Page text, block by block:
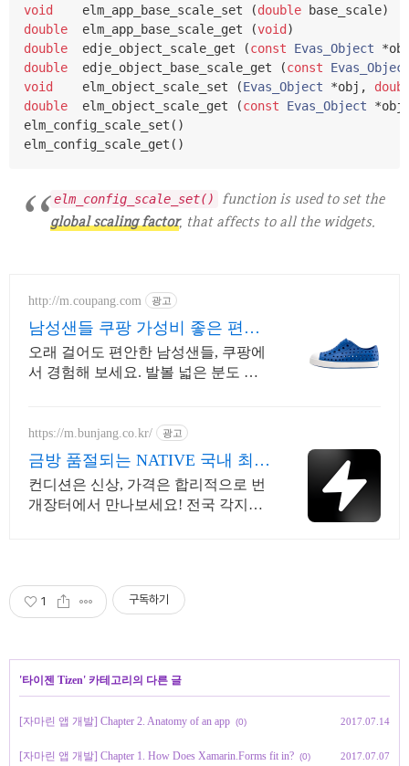
void
    elm_app_base_scale_set
(double base_scale)
double
  elm_app_base_scale_get
(void )
double
  edje_object_scale_get
(const Evas_Object *
double
  edje_object_base_scale_get
(const
void
    elm_object_scale_set
(Evas_Object *obj ,
double
  elm_object_scale_get
(const Evas_Object *obj
elm_config_scale_set ()
elm_config_scale_get ()
elm_config_scale_set()
function is used to set the
global scaling factor, that affects to all the widgets.
http://m.coupang.com 광고
남성샌들 쿠팡 가성비 좋은 편안
한 슈즈
오래 걸어도 편안한 남성샌들, 쿠팡에
서 경험해 보세요. 발볼 넓은 분도 편
https://m.bunjang.co.kr/ 광고
금방 품절되는 NATIVE 국내 최대
브랜드 중고거래
컨디션은 신상, 가격은 합리적으로 번
개장터에서 만나보세요! 전국 각지에
1 구독하기
'타이젠 Tizen' 카테고리의 다른 글
[자마린 앱 개발] Chapter 2. Anatomy of an app (0) 2017.07.14
[자마린 앱 개발] Chapter 1. How Does Xamarin.Forms fit in? (0) 2017.07.07